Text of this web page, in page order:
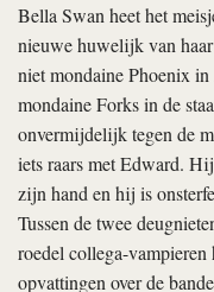
Bella Swan heet het
nieuwe huwelijk van
niet mondaine Phoenix
mondaine Forks in de
onvermijdelijk tegen de
iets raars met Edward.
zijn hand en hij is
Tussen de twee
roedel collega-vampieren
opvattingen over de